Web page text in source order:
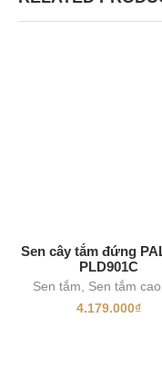
Sen cây tắm đứng
PLD901C
Sen tắm
Sen tắm
4.179.000₫